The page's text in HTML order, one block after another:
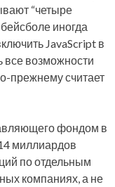
“четыре
иногда
JavaScript в
все возможности
прежнему считает
фондом в
миллиардов
по отдельным
компаниях, а не